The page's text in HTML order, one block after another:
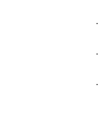
・
・
・